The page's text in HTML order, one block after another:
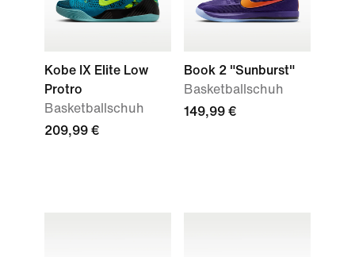
Kobe IX Elite Low
Protro
Basketballschuh
209,99 €
Book 2 "Sunburst"
Basketballschuh
149,99 €